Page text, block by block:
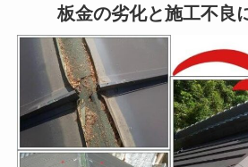
板金の劣化と施工不良